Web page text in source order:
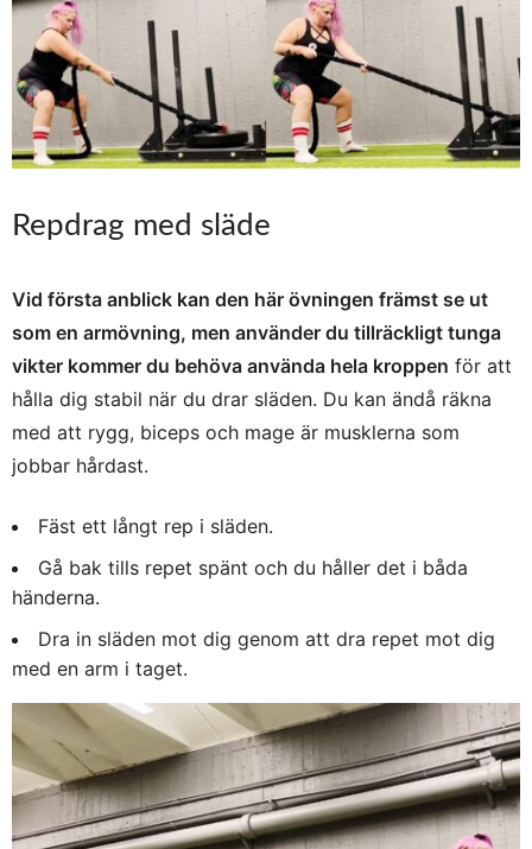
Repdrag med släde
Vid första anblick kan den här övningen främst se ut
som en armövning, men använder du tillräckligt tunga
vikter kommer du behöva använda hela kroppen för att
hålla dig stabil när du drar släden. Du kan ändå räkna
med att rygg, biceps och mage är musklerna som
jobbar hårdast.
Fäst ett långt rep i släden.
Gå bak tills repet spänt och du håller det i båda
händerna.
Dra in släden mot dig genom att dra repet mot dig
med en arm i taget.